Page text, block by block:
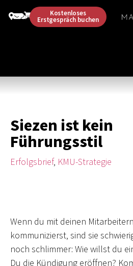
Kostenloses
Erstgespräch buchen
Siezen ist kein
Führungsstil
Erfolgsbrief, KMU-Strategie
Wenn du mit deinen
kommunizierst, sind sie
noch schlimmer: Wie willst du
Du die Kündigung eröffnen?